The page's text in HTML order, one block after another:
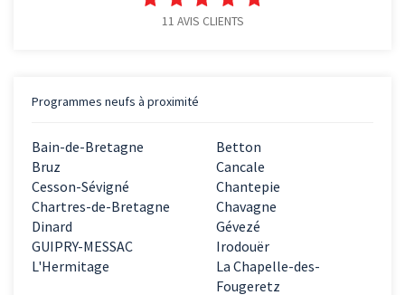
11 AVIS CLIENTS
Programmes neufs à proximité
Bain-de-Bretagne
Betton
Bruz
Cancale
Cesson-Sévigné
Chantepie
Chartres-de-Bretagne
Chavagne
Dinard
Gévezé
GUIPRY-MESSAC
Irodouër
L'Hermitage
La Chapelle-des-
Fougeretz